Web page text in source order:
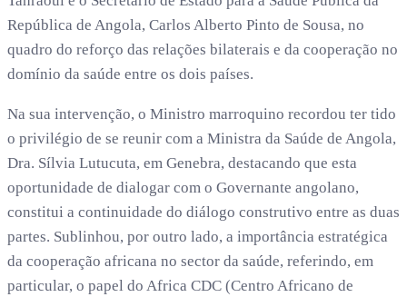
República de Angola, Carlos Alberto Pinto de Sousa, no
quadro do reforço das relações bilaterais e da cooperação no
domínio da saúde entre os dois países.
Na sua intervenção, o Ministro marroquino recordou ter tido
o privilégio de se reunir com a Ministra da Saúde de Angola,
Dra. Sílvia Lutucuta, em Genebra, destacando que esta
oportunidade de dialogar com o Governante angolano,
constitui a continuidade do diálogo construtivo entre as duas
partes. Sublinhou, por outro lado, a importância estratégica
da cooperação africana no sector da saúde, referindo, em
particular, o papel do Africa CDC (Centro Africano de